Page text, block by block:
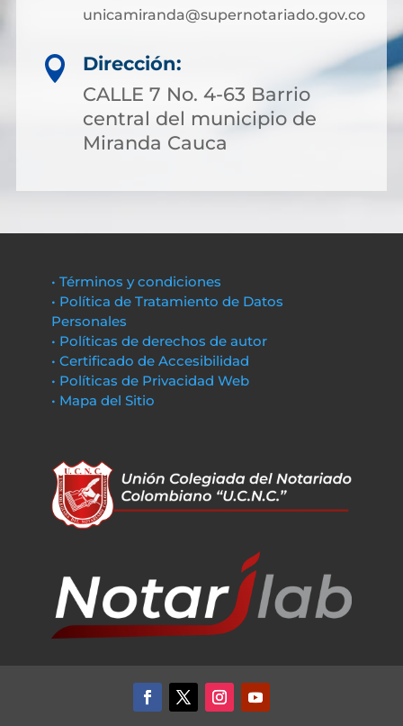
unicamiranda@supernotariado.gov.co

Dirección:
CALLE 7 No. 4-63 Barrio
central del municipio de
Miranda Cauca
• Términos y condiciones
• Política de Tratamiento de Datos
Personales
• Políticas de derechos de autor
• Certificado de Accesibilidad
• Políticas de Privacidad Web
• Mapa del Sitio